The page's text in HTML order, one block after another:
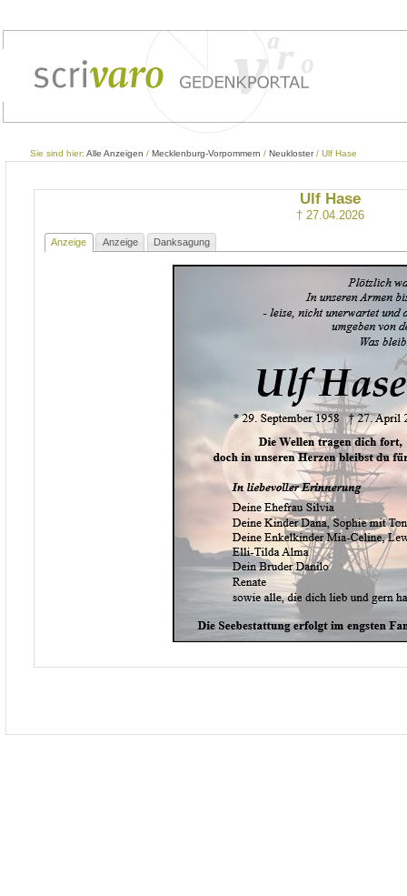
Sie sind hier: Alle Anzeigen / Mecklenburg-Vorpommern / Neukloster/ Ulf Hase
Ulf Hase
† 27.04.2026
Anzeige Anzeige Danksagung